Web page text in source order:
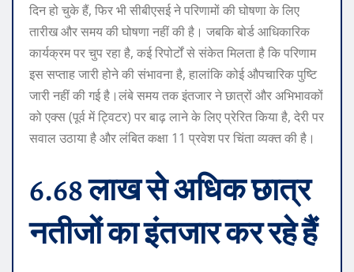
दिन हो चुके हैं, फिर भी सीबीएसई ने परिणामों की घोषणा के लिए
तारीख और समय की घोषणा नहीं की है। जबकि बोर्ड आधिकारिक
कार्यक्रम पर चुप रहा है, कई रिपोर्टों से संकेत मिलता है कि परिणाम
इस सप्ताह जारी होने की संभावना है, हालांकि कोई औपचारिक पुष्टि
जारी नहीं की गई है।लंबे समय तक इंतजार ने छात्रों और अभिभावकों
को एक्स (पूर्व में ट्विटर) पर बाढ़ लाने के लिए प्रेरित किया है, देरी पर
सवाल उठाया है और लंबित कक्षा 11 प्रवेश पर चिंता व्यक्त की है।
6.68 लाख से अधिक छात्र
नतीजों का इंतजार कर रहे हैं